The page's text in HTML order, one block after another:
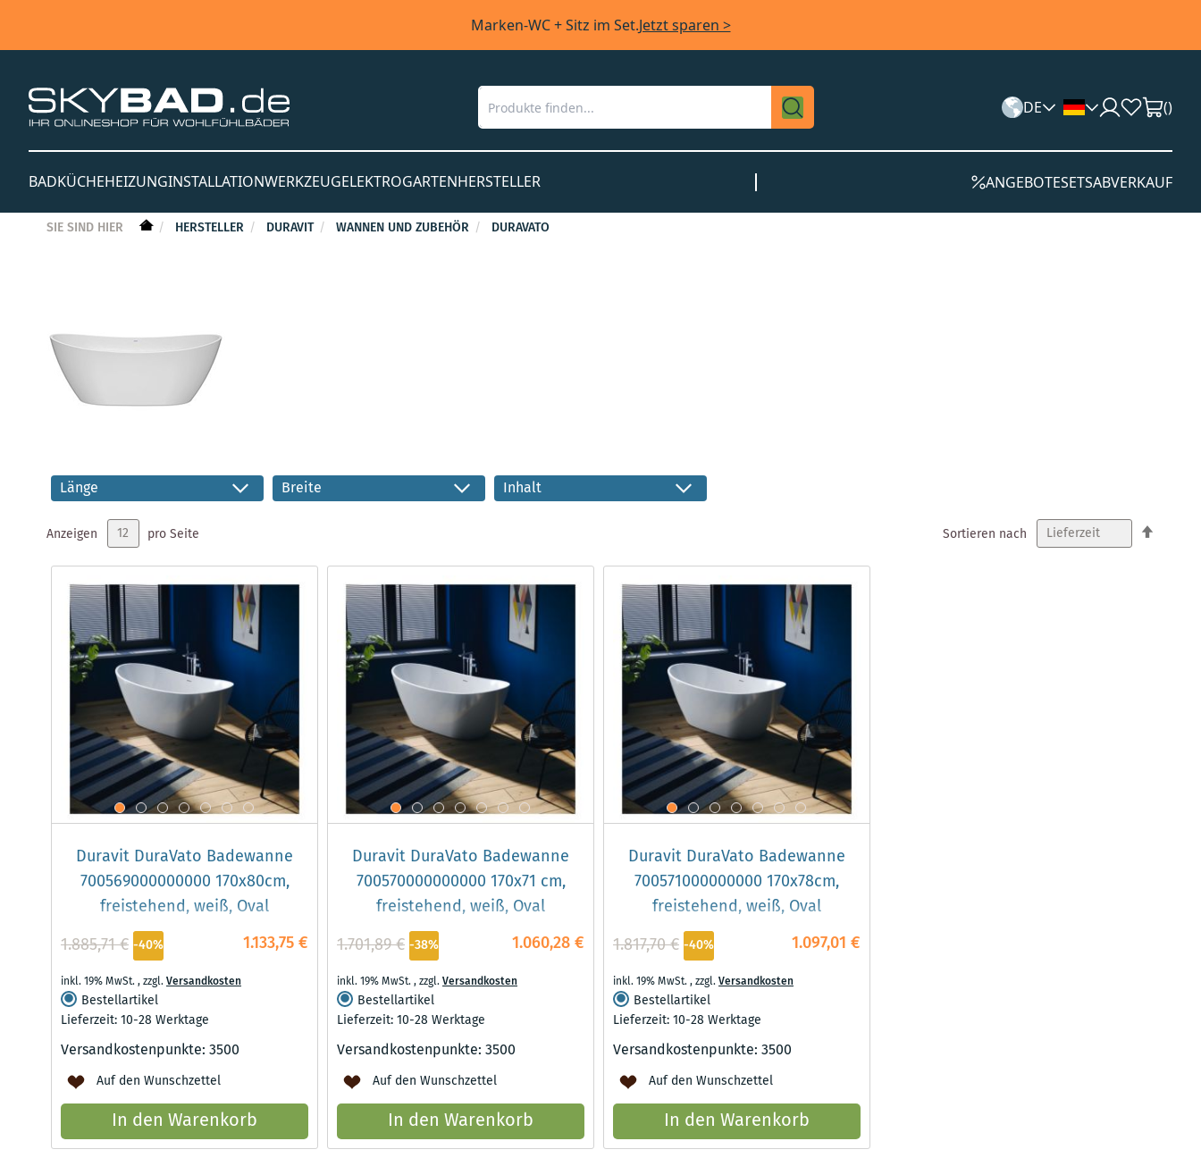
Marken-WC + Sitz im Set.Jetzt sparen >
DE ()
BADKÜCHEHEIZUNGINSTALLATIONWERKZEUGELEKTROGARTENHERSTELLER ANGEBOTESETSABVERKAUF
SIE SIND HIER HERSTELLER DURAVIT WANNEN UND ZUBEHÖR DURAVATO
Länge Breite Inhalt
Anzeigen pro Seite Sortieren nach
Duravit DuraVato Badewanne
700569000000000 170x80cm,
freistehend, weiß, Oval
1.133,75 €
1.885,71 € -40%
inkl. 19% MwSt.,zzgl.Versandkosten
Bestellartikel
Lieferzeit: 10-28 Werktage
Versandkostenpunkte: 3500
Auf den Wunschzettel
In den Warenkorb
Duravit DuraVato Badewanne
700570000000000 170x71 cm,
freistehend, weiß, Oval
1.060,28 €
1.701,89 € -38%
inkl. 19% MwSt.,zzgl.Versandkosten
Bestellartikel
Lieferzeit: 10-28 Werktage
Versandkostenpunkte: 3500
Auf den Wunschzettel
In den Warenkorb
Duravit DuraVato Badewanne
700571000000000 170x78cm,
freistehend, weiß, Oval
1.097,01 €
1.817,70 € -40%
inkl. 19% MwSt.,zzgl.Versandkosten
Bestellartikel
Lieferzeit: 10-28 Werktage
Versandkostenpunkte: 3500
Auf den Wunschzettel
In den Warenkorb